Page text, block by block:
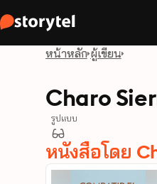
หน้าหลัก ผู้เขียน
Charo
รูปแบบ
หนังสือโดย